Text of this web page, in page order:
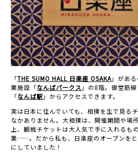
「THE SUMO HALL 日楽座 OSAKA」があ
業施設「なんばパークス 」の8階。御堂筋
「なんば駅 」からアクセスできます。
実は日本に住んでいても、相撲を生で見る
なかありません。大相撲は、開催期間や場
上、観戦チケットは大人気で手に入れるも
業……。だから私も、日楽座のオープンをと
にしていました！